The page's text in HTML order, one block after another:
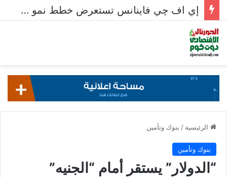
إي اف چي فاينانس تستعرض خطط نمو «بلد» لتعزيز حضورها في سوق تحويلات المصريين بالخارج
الرئيسية / بنوك وتأمين
بنوك وتأمين
“الدولار” يستقر أمام “الجنيه”